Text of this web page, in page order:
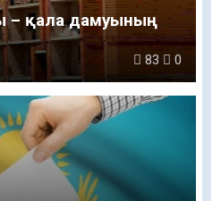
– қала дамуының
83 0